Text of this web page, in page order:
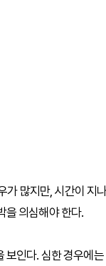
가 많지만, 시간이 지
을 의심해야 한다.
보인다. 심한 경우에는